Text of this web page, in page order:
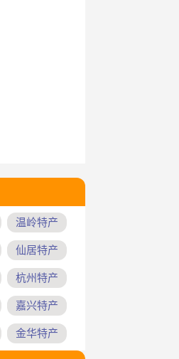
温岭特产
仙居特产
杭州特产
嘉兴特产
金华特产